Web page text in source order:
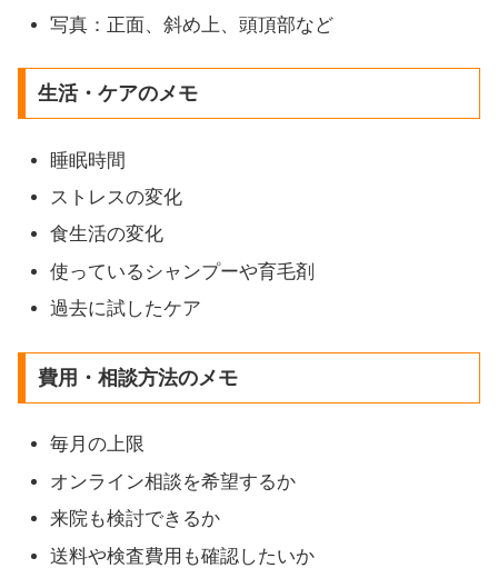
写真：正面、斜め上、頭頂部など
生活・ケアのメモ
睡眠時間
ストレスの変化
食生活の変化
使っているシャンプーや育毛剤
過去に試したケア
費用・相談方法のメモ
毎月の上限
オンライン相談を希望するか
来院も検討できるか
送料や検査費用も確認したいか